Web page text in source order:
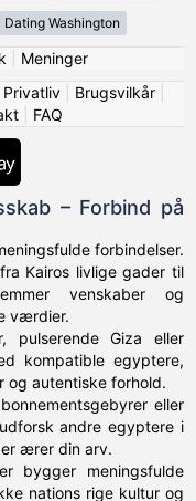
Dating Washington
Meninger
Privatliv| Brugsvilkår|
| FAQ
– Forbind på
forbindelser.
Kairos livlige gader til
venskaber og
værdier.
pulserende Giza eller
kompatible egyptere,
autentiske forhold.
eller
andre egyptere i
ærer din arv.
bygger meningsfulde
nations rige kultur og